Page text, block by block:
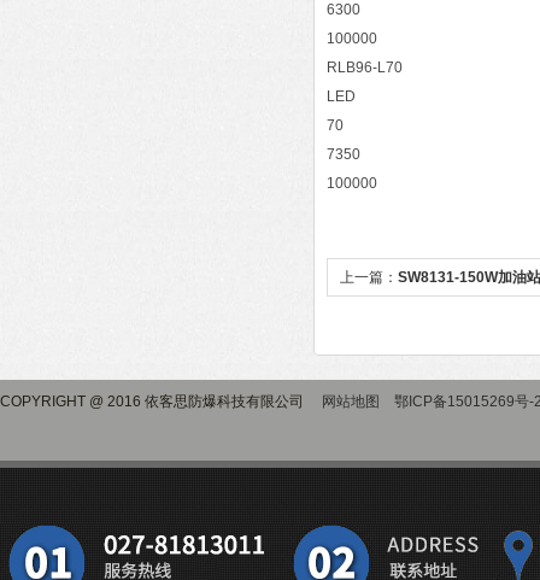
6300
100000
RLB96-L70
LED
70
7350
100000
上一篇： SW8131-150W加油
COPYRIGHT @ 2016 依客思防爆科技有限公司 网站地图 鄂ICP备15015269号-